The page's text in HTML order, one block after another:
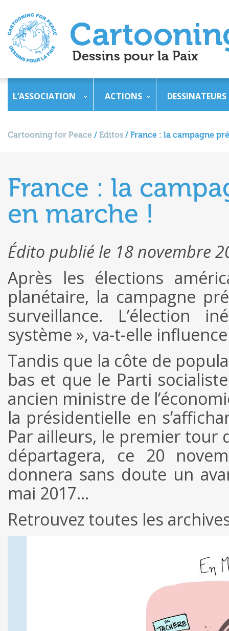
L’ASSOCIATION ACTIONS DESSINATEURS
Cartooning for Peace / Editos / France : la campagne
France : la
en marche !
Édito publié le 18 novembre
Après les élections
planétaire, la campagne
surveillance. L’élection
système », va-t-elle
Tandis que la côte de
bas et que le Parti
ancien ministre de
la présidentielle en
Par ailleurs, le premier tour
départagera, ce 20
donnera sans doute un
mai 2017…
Retrouvez toutes les